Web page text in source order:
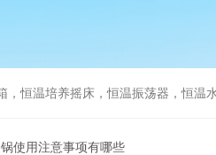
温培养摇床，恒温振荡器，恒温水槽，高
使用注意事项有哪些